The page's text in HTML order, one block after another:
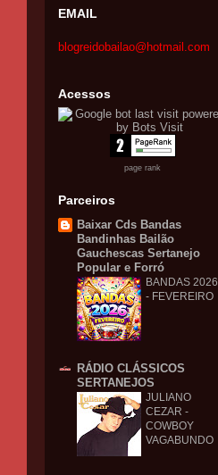
EMAIL
blogreidobailao@hotmail.com
Acessos
page rank
Parceiros
Baixar Cds Bandas
Bandinhas Bailão
Gauchescas Sertanejo
Popular e Forró
BANDAS 2026
- FEVEREIRO
RÁDIO CLÁSSICOS
SERTANEJOS
JULIANO
CEZAR -
COWBOY
VAGABUNDO